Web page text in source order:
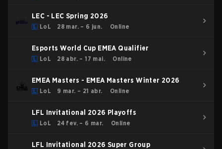
LEC - LEC Spring 2026
LoL 28 mar. – 6 jun. Online
Esports World Cup EMEA Qualifier
LoL 28 abr. – 17 mai. Online
EMEA Masters - EMEA Masters Winter 2026
LoL 9 mar. – 21 abr. Online
LFL Invitational 2026 Playoffs
LoL 24 fev. – 6 mar. Online
LFL Invitational 2026 Super Group